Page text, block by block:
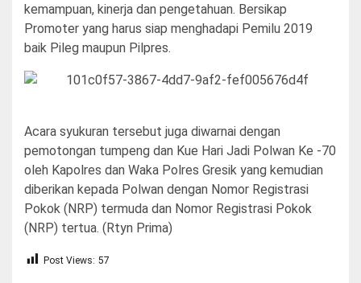
kemampuan, kinerja dan pengetahuan. Bersikap
Promoter yang harus siap menghadapi Pemilu 2019
baik Pileg maupun Pilpres.
Acara syukuran tersebut juga diwarnai dengan
pemotongan tumpeng dan Kue Hari Jadi Polwan Ke -70
oleh Kapolres dan Waka Polres Gresik yang kemudian
diberikan kepada Polwan dengan Nomor Registrasi
Pokok (NRP) termuda dan Nomor Registrasi Pokok
(NRP) tertua. (Rtyn Prima)
Post Views: 57